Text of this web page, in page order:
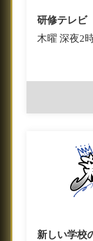
研修テレビ
木曜 深夜2
新しい学校